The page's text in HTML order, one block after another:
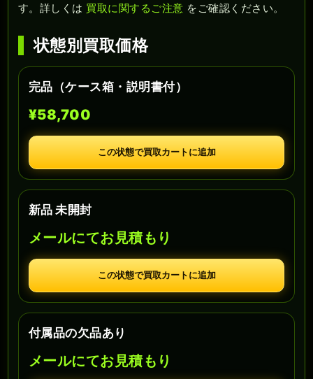
す。詳しくは 買取に関するご注意 をご確認ください。
状態別買取価格
完品（ケース箱・説明書付）
¥58,700
この状態で買取カートに追加
新品 未開封
メールにてお見積もり
この状態で買取カートに追加
付属品の欠品あり
メールにてお見積もり